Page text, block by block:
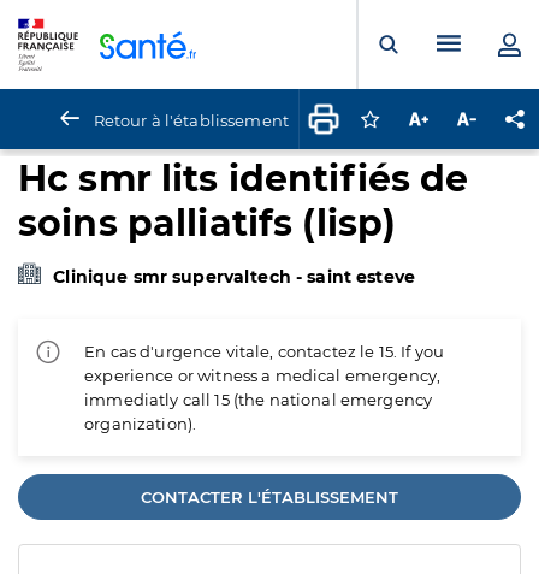
Ouvrir laMenu
Retour à l'établissement Connectez-vous
Augmenter la
Hc smr lits identifiés de
soins palliatifs (lisp)
Clinique smr supervaltech - saint esteve
En cas d'urgence vitale, contactez le 15. If you
experience or witness a medical emergency,
immediatly call 15 (the national emergency
organization).
CONTACTER L'ÉTABLISSEMENT